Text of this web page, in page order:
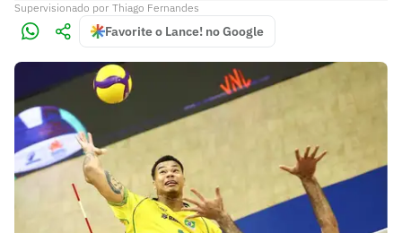
Supervisionado por Thiago Fernandes
Favorite o Lance! no Google